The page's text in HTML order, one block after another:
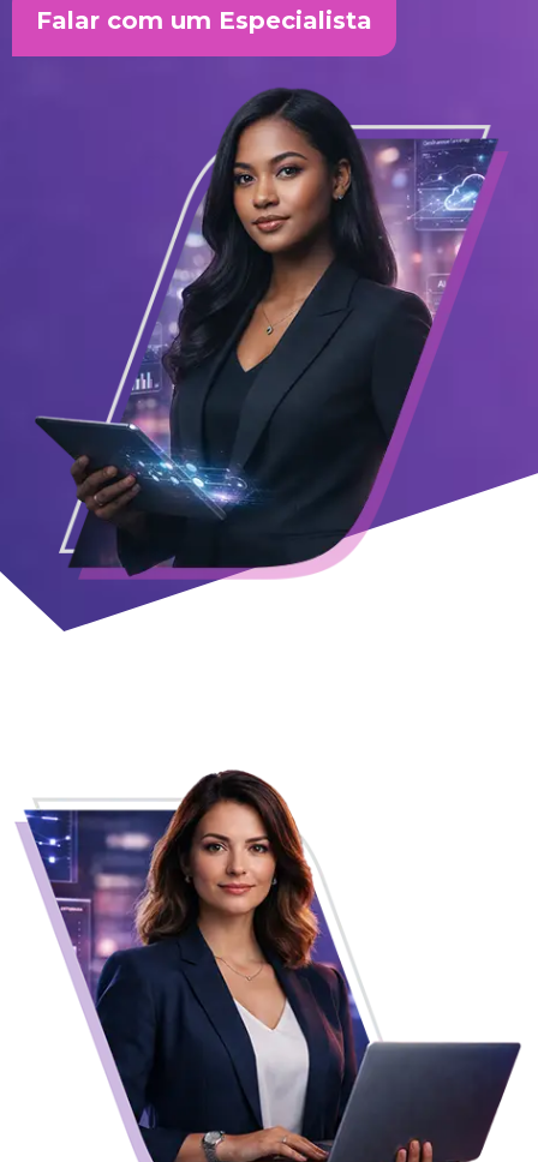
Falar com um Especialista